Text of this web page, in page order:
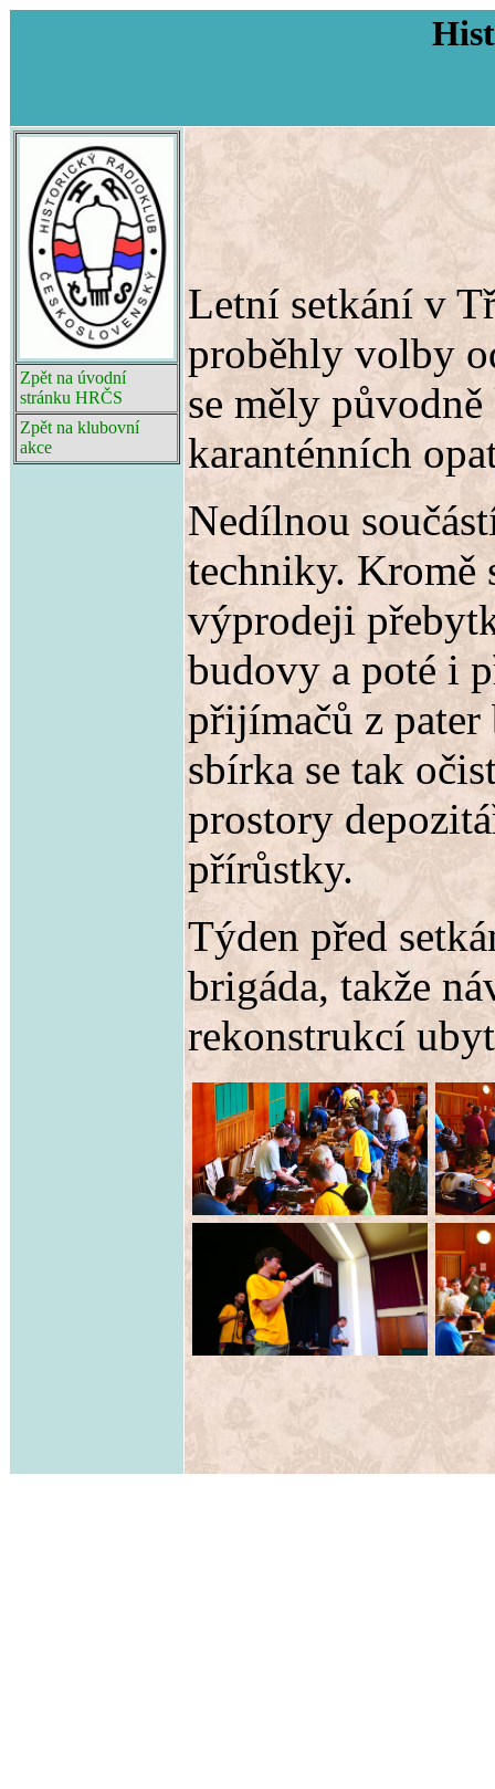
Zpět na úvodní
stránku HRČS
Zpět na klubovní
akce
Letní setkání v
proběhly volby
se měly
karanténních
Nedílnou
techniky. Kromě
výprodeji
budovy a poté i
přijímačů z
sbírka se tak
prostory
přírůstky.
Týden před
brigáda, takže
rekonstrukcí